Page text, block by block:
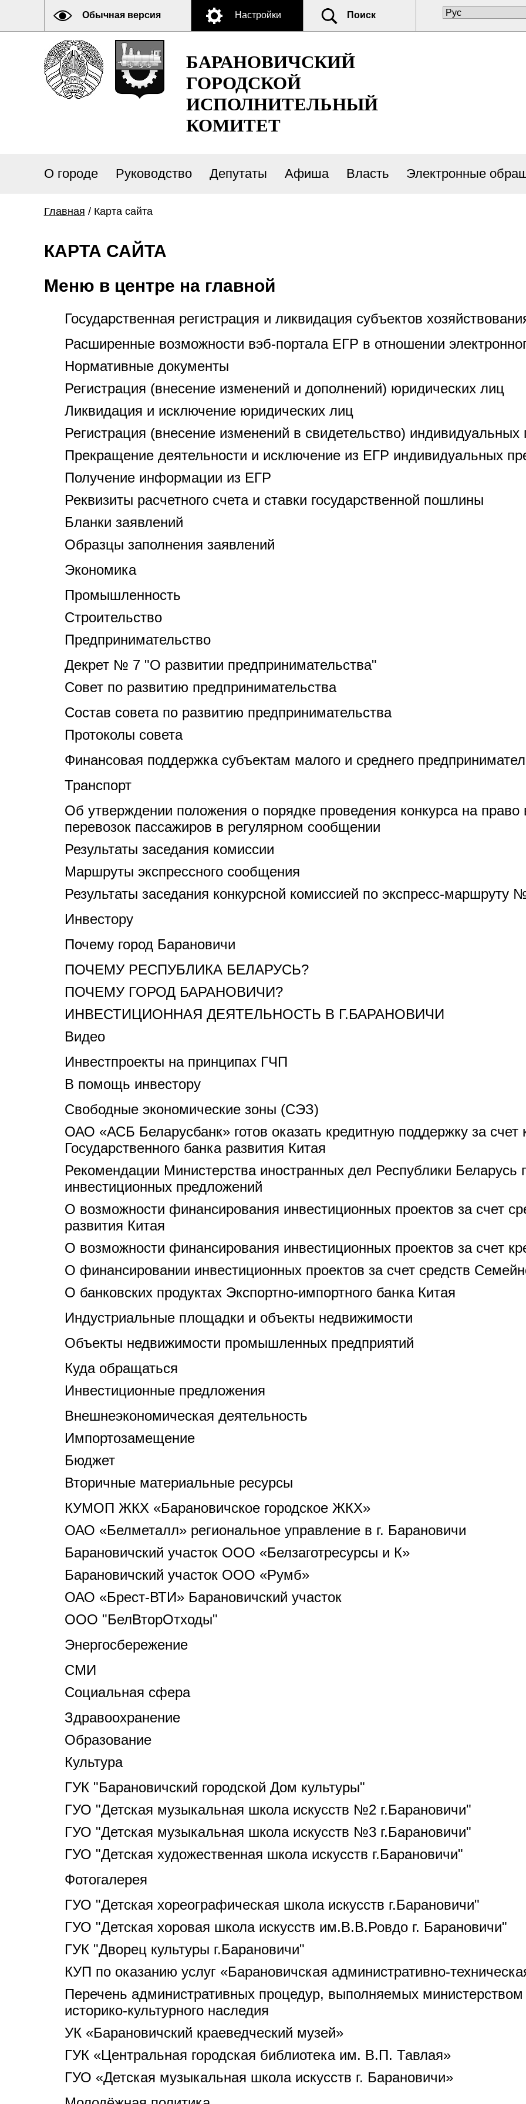
Обычная версия Настройки Поиск
БАРАНОВИЧСКИЙ
ГОРОДСКОЙ
ИСПОЛНИТЕЛЬНЫЙ
КОМИТЕТ
О городе Руководство Депутаты Афиша Власть Электронные
Главная / Карта сайта
КАРТА САЙТА
Меню в центре на главной
Государственная регистрация и ликвидация субъектов
Расширенные возможности вэб-портала ЕГР в отношении
Нормативные документы
Регистрация (внесение изменений и дополнений) юридических лиц
Ликвидация и исключение юридических лиц
Регистрация (внесение изменений в свидетельство) индивидуальных
Прекращение деятельности и исключение из ЕГР индивидуальных
Получение информации из ЕГР
Реквизиты расчетного счета и ставки государственной пошлины
Бланки заявлений
Образцы заполнения заявлений
Экономика
Промышленность
Строительство
Предпринимательство
Декрет № 7 "О развитии предпринимательства"
Совет по развитию предпринимательства
Состав совета по развитию предпринимательства
Протоколы совета
Финансовая поддержка субъектам малого и среднего
Транспорт
Об утверждении положения о порядке проведения конкурса на
перевозок пассажиров в регулярном сообщении
Результаты заседания комиссии
Маршруты экспрессного сообщения
Результаты заседания конкурсной комиссией по экспресс-маршруту
Инвестору
Почему город Барановичи
ПОЧЕМУ РЕСПУБЛИКА БЕЛАРУСЬ?
ПОЧЕМУ ГОРОД БАРАНОВИЧИ?
ИНВЕСТИЦИОННАЯ ДЕЯТЕЛЬНОСТЬ В Г.БАРАНОВИЧИ
Видео
Инвестпроекты на принципах ГЧП
В помощь инвестору
Свободные экономические зоны (СЭЗ)
ОАО «АСБ Беларусбанк» готов оказать кредитную поддержку за счет
Государственного банка развития Китая
Рекомендации Министерства иностранных дел Республики
инвестиционных предложений
О возможности финансирования инвестиционных проектов за счет
развития Китая
О возможности финансирования инвестиционных проектов за счет
О финансировании инвестиционных проектов за счет средств
О банковских продуктах Экспортно-импортного банка Китая
Индустриальные площадки и объекты недвижимости
Объекты недвижимости промышленных предприятий
Куда обращаться
Инвестиционные предложения
Внешнеэкономическая деятельность
Импортозамещение
Бюджет
Вторичные материальные ресурсы
КУМОП ЖКХ «Барановичское городское ЖКХ»
ОАО «Белметалл» региональное управление в г. Барановичи
Барановичский участок ООО «Белзаготресурсы и К»
Барановичский участок ООО «Румб»
ОАО «Брест-ВТИ» Барановичский участок
ООО "БелВторОтходы"
Энергосбережение
СМИ
Социальная сфера
Здравоохранение
Образование
Культура
ГУК "Барановичский городской Дом культуры"
ГУО "Детская музыкальная школа искусств №2 г.Барановичи"
ГУО "Детская музыкальная школа искусств №3 г.Барановичи"
ГУО "Детская художественная школа искусств г.Барановичи"
Фотогалерея
ГУО "Детская хореографическая школа искусств г.Барановичи"
ГУО "Детская хоровая школа искусств им.В.В.Ровдо г. Барановичи"
ГУК "Дворец культуры г.Барановичи"
КУП по оказанию услуг «Барановичская административно-
Перечень административных процедур, выполняемых
историко-культурного наследия
УК «Барановичский краеведческий музей»
ГУК «Центральная городская библиотека им. В.П. Тавлая»
ГУО «Детская музыкальная школа искусств г. Барановичи»